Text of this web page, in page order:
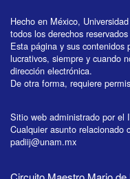
Hecho en México,
todos los derechos
Esta página y sus contenidos
lucrativos, siempre y cuando
dirección electrónica.
De otra forma, requiere
Sitio web administrado por el
Cualquier asunto relacionado
padiij@unam.mx